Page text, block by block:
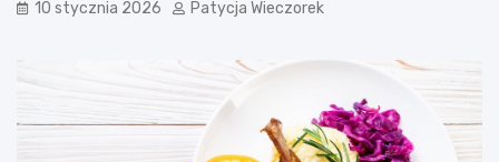
10 stycznia 2026 Patycja Wieczorek